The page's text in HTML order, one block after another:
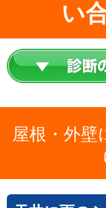
い
屋根・外壁